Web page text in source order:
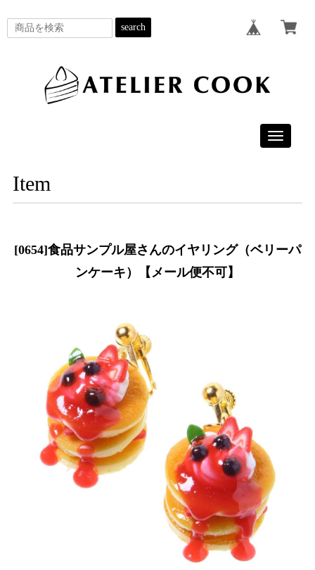
search
Toggle
Item
[0654]食品サンプル屋さんのイヤリング（ベリーパ
ンケーキ）【メール便不可】